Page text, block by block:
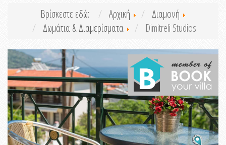
Βρίσκεστε εδώ: Αρχική
Διαμονή
Δωμάτια & Διαμερίσματα
Dimitreli Studios